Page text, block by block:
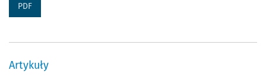
PDF
Artykuły